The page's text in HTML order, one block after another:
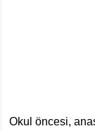
Okul öncesi,